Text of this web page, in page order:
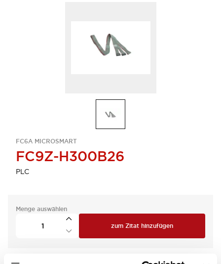
FC6A MICROSMART
FC9Z-H300B26
PLC
Menge auswählen
zum Zitat hinzufügen